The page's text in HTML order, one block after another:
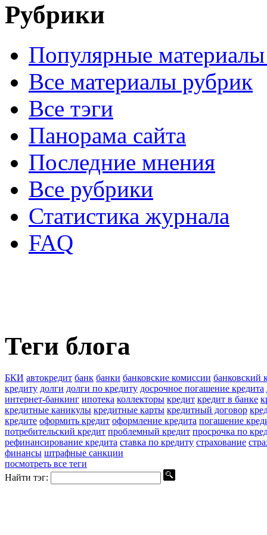
Рубрики
Популярные
Все материалы рубрик
Все тэги
Панорама сайта
Последние мнения
Все рубрики
Статистика журнала
FAQ
Теги блога
БКИ автокредит банк банки банковские комиссии банковский
кредиту долги долги по кредиту досрочное погашение кредита
интернет-банкинг ипотека коллекторы кредит кредит в банке
кредитные каникулы кредитные карты кредитный договор
кредите оформить кредит оформление кредита погашение
потребительский кредит проблемный кредит просрочка по
рефинансирование кредита ставка по кредиту страхование
финансы штрафные санкции
посмотреть все теги
Найти тэг: